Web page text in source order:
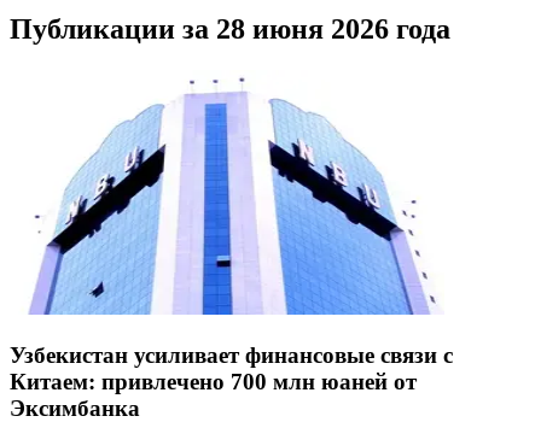
Публикации за 28 июня 2026 года
Узбекистан усиливает финансовые связи с
Китаем: привлечено 700 млн юаней от
Эксимбанка